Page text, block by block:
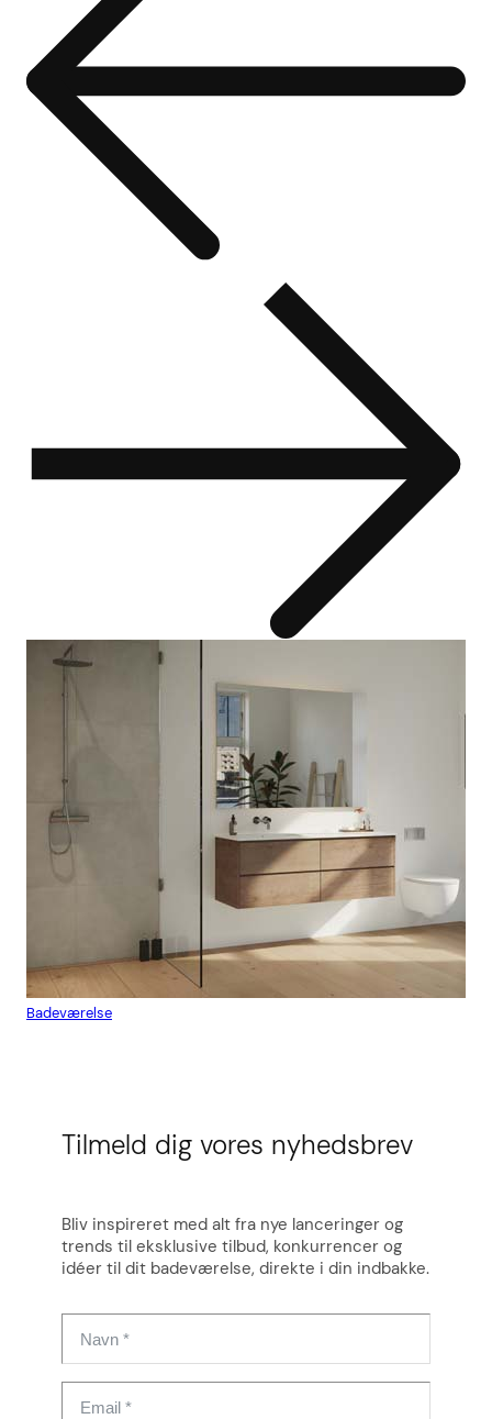
Badeværelse
Tilmeld dig vores nyhedsbrev
Bliv inspireret med alt fra nye lanceringer og
trends til eksklusive tilbud, konkurrencer og
idéer til dit badeværelse, direkte i din indbakke.